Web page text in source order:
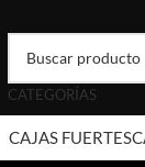
CATEGORÍAS
CAJAS FUERTES